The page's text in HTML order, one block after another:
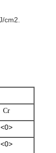
cm2.
Cr
<0>
<0>